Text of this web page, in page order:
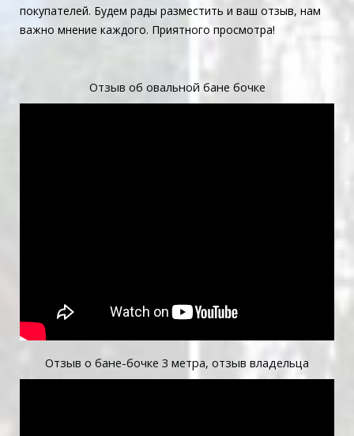
покупателей. Будем рады разместить и ваш отзыв, нам
важно мнение каждого. Приятного просмотра!
Отзыв об овальной бане бочке
Отзыв о бане-бочке 3 метра, отзыв владельца